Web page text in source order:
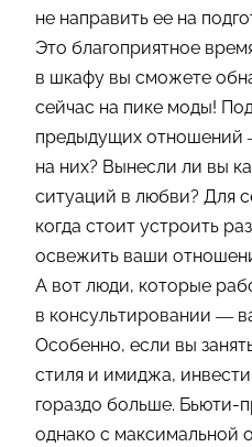
не направить ее на
Это благоприятное
в шкафу вы сможете
сейчас на пике моды!
предыдущих отношений
на них? Вынесли ли вы
ситуаций в любви? Для
когда стоит устроить
освежить ваши
А вот люди, которые
в консультировании —
Особенно, если вы
стиля и имиджа,
гораздо больше. Бьюти-
однако с максимальной